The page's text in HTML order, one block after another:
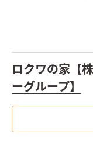
ロクワの家【
ーグループ】